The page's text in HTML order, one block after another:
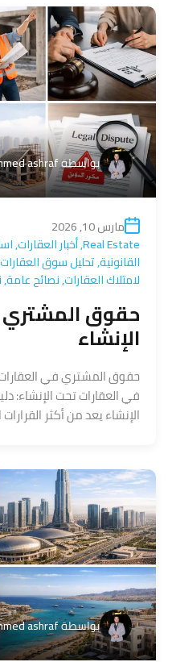
بواسطةashraf
مارس 10, 2026
Real Estate
,أخبار العقارات,
القانونية,تحليل سوق العقارات
لامتلاك العقارات,نصائح عامة,
حقوق المشتري
الإنشاء
حقوق المشتري في
في العقارات تحت الإنشاء:
الإنشاء يعد من أكثر
بواسطةashraf